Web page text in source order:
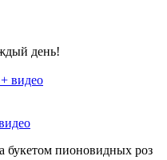
день!
букетом пионовидных роз